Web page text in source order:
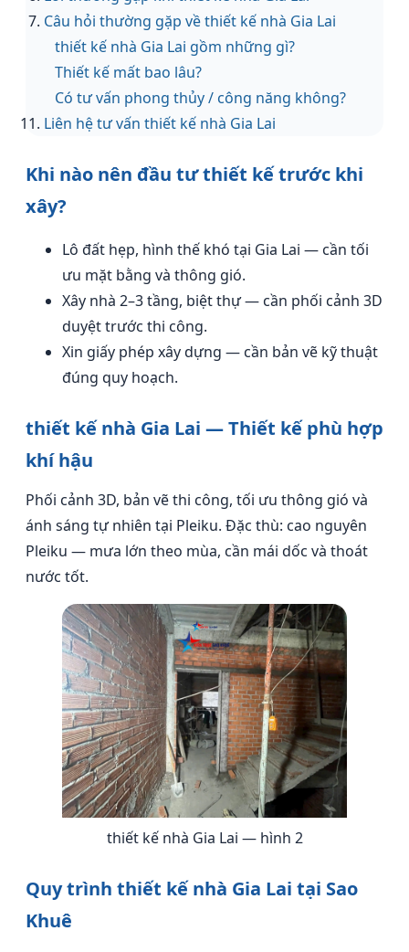
Câu hỏi thường gặp về thiết kế nhà Gia Lai
thiết kế nhà Gia Lai gồm những gì?
Thiết kế mất bao lâu?
Có tư vấn phong thủy / công năng không?
Liên hệ tư vấn thiết kế nhà Gia Lai
Khi nào nên đầu tư thiết kế trước khi
xây?
Lô đất hẹp, hình thế khó tại Gia Lai — cần tối
ưu mặt bằng và thông gió.
Xây nhà 2–3 tầng, biệt thự — cần phối cảnh 3D
duyệt trước thi công.
Xin giấy phép xây dựng — cần bản vẽ kỹ thuật
đúng quy hoạch.
thiết kế nhà Gia Lai — Thiết kế phù hợp
khí hậu
Phối cảnh 3D, bản vẽ thi công, tối ưu thông gió và
ánh sáng tự nhiên tại Pleiku. Đặc thù: cao nguyên
Pleiku — mưa lớn theo mùa, cần mái dốc và thoát
nước tốt.
thiết kế nhà Gia Lai — hình 2
Quy trình thiết kế nhà Gia Lai tại Sao
Khuê